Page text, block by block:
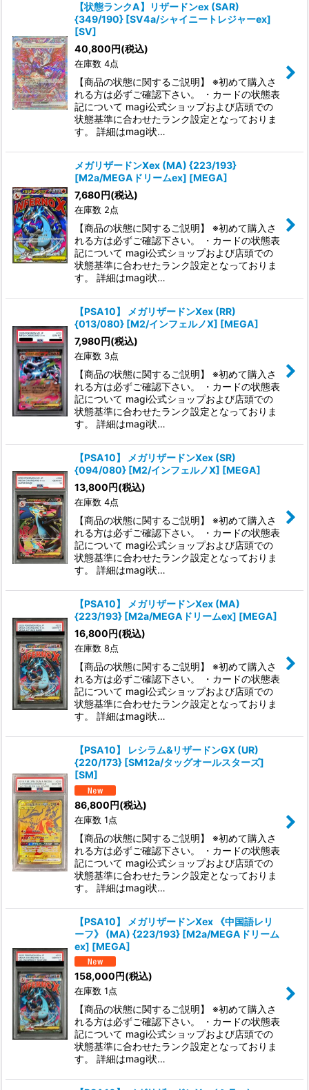
【状態ランクA】リザードンex (SAR)
{349/190} [SV4a/シャイニートレジャーex]
[SV]
40,800円(税込)
在庫数 4点
【商品の状態に関するご説明】 ※初めて購入さ
れる方は必ずご確認下さい。 ・カードの状態表
記について magi公式ショップおよび店頭での
状態基準に合わせたランク設定となっておりま
す。 詳細はmagi状…
メガリザードンXex (MA) {223/193}
[M2a/MEGAドリームex] [MEGA]
7,680円(税込)
在庫数 2点
【商品の状態に関するご説明】 ※初めて購入さ
れる方は必ずご確認下さい。 ・カードの状態表
記について magi公式ショップおよび店頭での
状態基準に合わせたランク設定となっておりま
す。 詳細はmagi状…
【PSA10】 メガリザードンXex (RR)
{013/080} [M2/インフェルノX] [MEGA]
7,980円(税込)
在庫数 3点
【商品の状態に関するご説明】 ※初めて購入さ
れる方は必ずご確認下さい。 ・カードの状態表
記について magi公式ショップおよび店頭での
状態基準に合わせたランク設定となっておりま
す。 詳細はmagi状…
【PSA10】 メガリザードンXex (SR)
{094/080} [M2/インフェルノX] [MEGA]
13,800円(税込)
在庫数 4点
【商品の状態に関するご説明】 ※初めて購入さ
れる方は必ずご確認下さい。 ・カードの状態表
記について magi公式ショップおよび店頭での
状態基準に合わせたランク設定となっておりま
す。 詳細はmagi状…
【PSA10】 メガリザードンXex (MA)
{223/193} [M2a/MEGAドリームex] [MEGA]
16,800円(税込)
在庫数 8点
【商品の状態に関するご説明】 ※初めて購入さ
れる方は必ずご確認下さい。 ・カードの状態表
記について magi公式ショップおよび店頭での
状態基準に合わせたランク設定となっておりま
す。 詳細はmagi状…
【PSA10】 レシラム&リザードンGX (UR)
{220/173} [SM12a/タッグオールスターズ]
[SM]
86,800円(税込)
在庫数 1点
【商品の状態に関するご説明】 ※初めて購入さ
れる方は必ずご確認下さい。 ・カードの状態表
記について magi公式ショップおよび店頭での
状態基準に合わせたランク設定となっておりま
す。 詳細はmagi状…
【PSA10】 メガリザードンXex 《中国語レリ
ーフ》 (MA) {223/193} [M2a/MEGAドリーム
ex] [MEGA]
158,000円(税込)
在庫数 1点
【商品の状態に関するご説明】 ※初めて購入さ
れる方は必ずご確認下さい。 ・カードの状態表
記について magi公式ショップおよび店頭での
状態基準に合わせたランク設定となっておりま
す。 詳細はmagi状…